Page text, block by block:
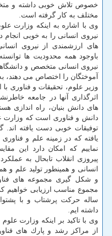
خصوص تلاش خوبی داشته و
مختلف به كار گرفته است.
وی با اشاره به اینكه وزارت
نیروی انسانی را به خوبی
های ارزشمندی از نیروی
باوجود همه محدودیت ها
نیروی انسانی متخصص و
آموختگان را اختصاص می دهند،
وزیر علوم، تحقیقات و فناوری با
اثرگذاری آنها در جامعه
های دانش بنیان، راه اندازی
دانش و فناوری است كه وزارت
توفیقات خوبی دست یافته
یافته كه در زمینه علم و
نماییم كه امكان دارد این
پیروزی انقلاب تابحال به
انسانی و همینطور تولید علم و
و شكل گیری مجموعه های
ساله حركت پرشتاب و با
داشته ایم.
وی با تاكید بر اینكه وزارت
از مراكز رشد و پارك های